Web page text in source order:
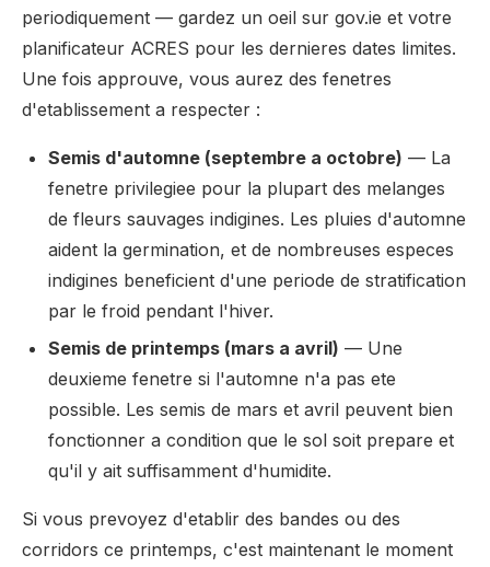
periodiquement — gardez un oeil sur gov.ie et votre
planificateur ACRES pour les dernieres dates limites.
Une fois approuve, vous aurez des fenetres
d'etablissement a respecter :
Semis d'automne (septembre a octobre) — La
fenetre privilegiee pour la plupart des melanges
de fleurs sauvages indigines. Les pluies d'automne
aident la germination, et de nombreuses especes
indigines beneficient d'une periode de stratification
par le froid pendant l'hiver.
Semis de printemps (mars a avril) — Une
deuxieme fenetre si l'automne n'a pas ete
possible. Les semis de mars et avril peuvent bien
fonctionner a condition que le sol soit prepare et
qu'il y ait suffisamment d'humidite.
Si vous prevoyez d'etablir des bandes ou des
corridors ce printemps, c'est maintenant le moment